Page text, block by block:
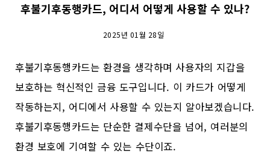
후불기후동행카드, 어디서 어떻게 사용할 수 있나?
2025년 01월 28일
후불기후동행카드는 환경을 생각하며 사용자의 지갑을
보호하는 혁신적인 금융 도구입니다. 이 카드가 어떻게
작동하는지, 어디에서 사용할 수 있는지 알아보겠습니다.
후불기후동행카드는 단순한 결제수단을 넘어, 여러분의
환경 보호에 기여할 수 있는 수단이죠.